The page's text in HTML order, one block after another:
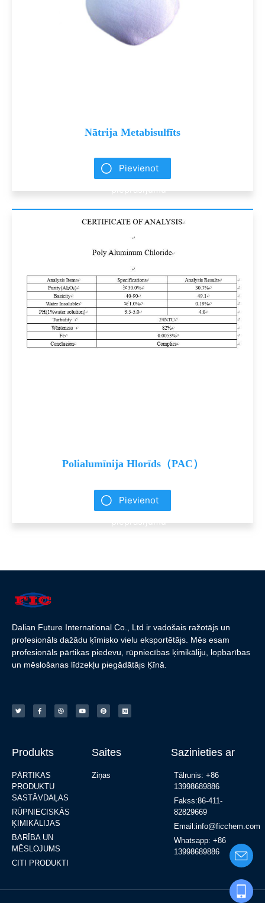
Nātrija Metabisulfīts
Pievienot
pieprasījumu
Polialumīnija Hlorīds（PAC）
Pievienot
pieprasījumu
Dalian Future International Co., Ltd ir vadošais ražotājs un
profesionāls dažādu ķīmisko vielu eksportētājs. Mēs esam
profesionāls pārtikas piedevu, rūpniecības ķimikāliju, lopbarības
un mēslošanas līdzekļu piegādātājs Ķīnā.
Produkts
PĀRTIKAS
PRODUKTU
SASTĀVDAĻAS
RŪPNIECISKĀS
ĶIMIKĀLIJAS
BARĪBA UN
MĒSLOJUMS
CITI PRODUKTI
Saites
Ziņas
Sazinieties ar
Tālrunis: +86
13998689886
Fakss:86-411-
82829669
Email:info@ficchem.com
Whatsapp: +86
13998689886